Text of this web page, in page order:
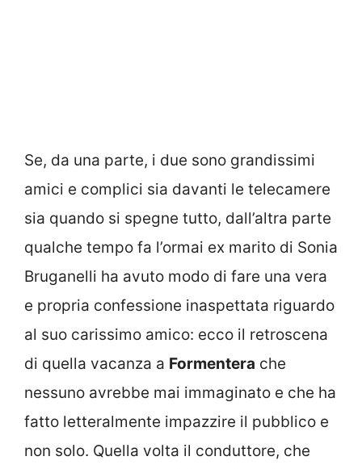
Se, da una parte, i due sono grandissimi
amici e complici sia davanti le telecamere
sia quando si spegne tutto, dall’altra parte
qualche tempo fa l’ormai ex marito di Sonia
Bruganelli ha avuto modo di fare una vera
e propria confessione inaspettata riguardo
al suo carissimo amico: ecco il retroscena
di quella vacanza a Formentera che
nessuno avrebbe mai immaginato e che ha
fatto letteralmente impazzire il pubblico e
non solo. Quella volta il conduttore, che